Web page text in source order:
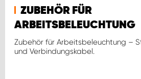
ZUBEHÖR FÜR
ARBEITSBELEUCHTUNG
Zubehör für Arbeitsbeleuchtung –
und Verbindungskabel.